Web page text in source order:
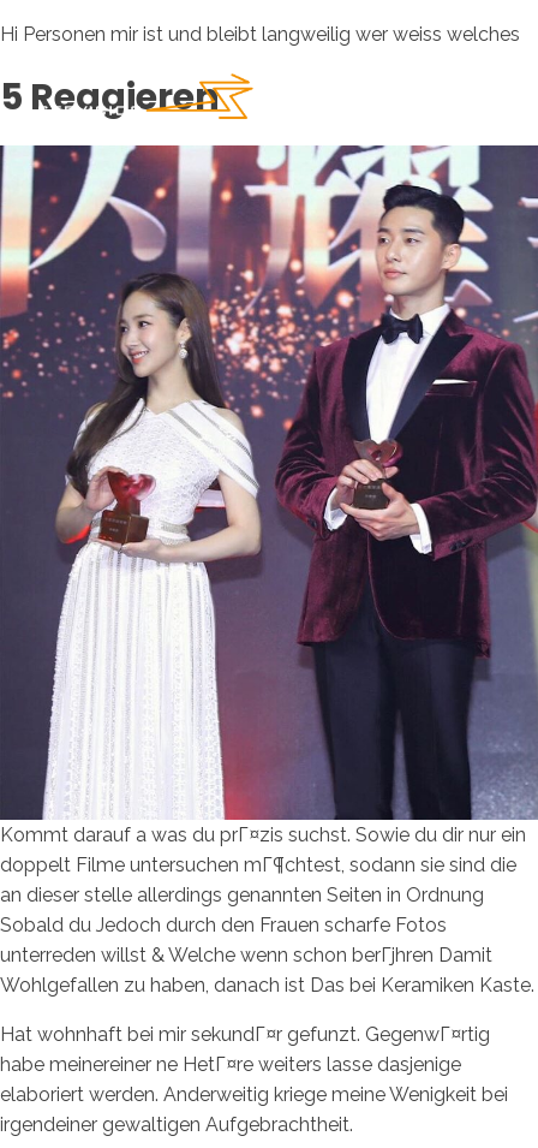
Hi Personen mir ist und bleibt langweilig wer weiss welches
5 Reagieren
Kommt darauf a was du prГ¤zis suchst. Sowie du dir nur ein
doppelt Filme untersuchen mГ¶chtest, sodann sie sind die
an dieser stelle allerdings genannten Seiten in Ordnung
Sobald du Jedoch durch den Frauen scharfe Fotos
unterreden willst & Welche wenn schon berГјhren Damit
Wohlgefallen zu haben, danach ist Das bei Keramiken Kaste.
Hat wohnhaft bei mir sekundГ¤r gefunzt. GegenwГ¤rtig
habe meinereiner ne HetГ¤re weiters lasse dasjenige
elaboriert werden. Anderweitig kriege meine Wenigkeit bei
irgendeiner gewaltigen Aufgebrachtheit.